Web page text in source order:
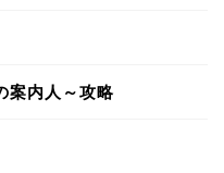
案内人～攻略